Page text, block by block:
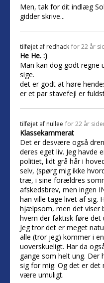
Men, tak for dit indlæg
gidder skrive...
tilføjet af redhack for 22 år
He He. :)
Man kan dog godt regne
sige.
det er godt at høre
er et par stavefejl er
tilføjet af nullee for 22 år
Klassekammerat
Det er desvære også
deres eget liv. Jeg havde
politiet, lidt grå hår i
selv, (spørg mig ikke
træ, i sine forældres
afskedsbrev, men ingen
han ville tage livet af sig.
hjælpsom, men det viser
hvem der faktisk føre det
Jeg tror det er meget
alle (tror jeg) kommer i
uoverskueligt. Har da
gange som helt ung. Der
sig for mig. Og det er det
være umuligt.